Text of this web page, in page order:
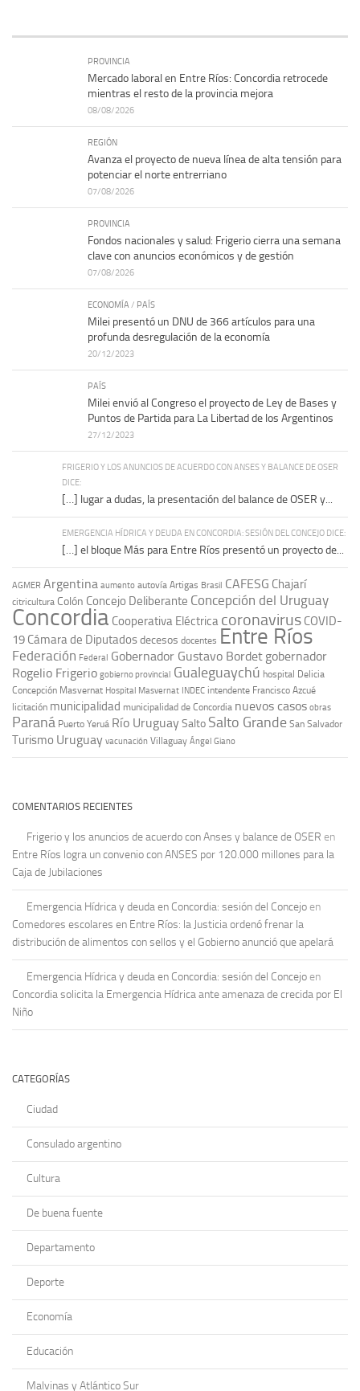
PROVINCIA
Mercado laboral en Entre Ríos: Concordia retrocede
mientras el resto de la provincia mejora
08/08/2026
REGIÓN
Avanza el proyecto de nueva línea de alta tensión para
potenciar el norte entrerriano
07/08/2026
PROVINCIA
Fondos nacionales y salud: Frigerio cierra una semana
clave con anuncios económicos y de gestión
07/08/2026
ECONOMÍA / PAÍS
Milei presentó un DNU de 366 artículos para una
profunda desregulación de la economía
20/12/2023
PAÍS
Milei envió al Congreso el proyecto de Ley de Bases y
Puntos de Partida para La Libertad de los Argentinos
27/12/2023
FRIGERIO Y LOS ANUNCIOS DE ACUERDO CON ANSES Y BALANCE DE OSER
DICE:
[…] lugar a dudas, la presentación del balance de OSER y...
EMERGENCIA HÍDRICA Y DEUDA EN CONCORDIA: SESIÓN DEL CONCEJO DICE:
[…] el bloque Más para Entre Ríos presentó un proyecto de...
AGMER Argentina aumento autovía Artigas Brasil CAFESG Chajarí
citricultura Colón Concejo Deliberante Concepción del Uruguay
Concordia Cooperativa Eléctrica coronavirus COVID-
19 Cámara de Diputadosdecesos docentes Entre Ríos
Federación Federal Gobernador Gustavo Bordet gobernador
Rogelio Frigerio gobierno provincial Gualeguaychú hospital Delicia
Concepción Masvernat Hospital Masvernat INDEC intendente Francisco Azcué
licitación municipalidad municipalidad de Concordia nuevos casos obras
Paraná Puerto Yeruá Río UruguaySalto Salto Grande San Salvador
Turismo Uruguay vacunación Villaguay Ángel Giano
COMENTARIOS RECIENTES
Frigerio y los anuncios de acuerdo con Anses y balance de OSER en
Entre Ríos logra un convenio con ANSES por 120.000 millones para la
Caja de Jubilaciones
Emergencia Hídrica y deuda en Concordia: sesión del Concejo en
Comedores escolares en Entre Ríos: la Justicia ordenó frenar la
distribución de alimentos con sellos y el Gobierno anunció que apelará
Emergencia Hídrica y deuda en Concordia: sesión del Concejo en
Concordia solicita la Emergencia Hídrica ante amenaza de crecida por El
Niño
CATEGORÍAS
Ciudad
Consulado argentino
Cultura
De buena fuente
Departamento
Deporte
Economía
Educación
Malvinas y Atlántico Sur